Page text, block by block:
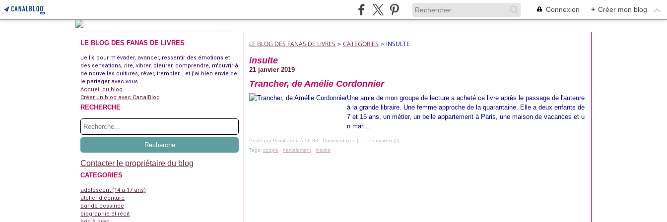
Connexion + Créer mon blog
LE BLOG DES FANAS DE LIVRES
Je lis pour m'évader, avancer, ressentir des émotions et
des sensations, rire, vibrer, pleurer, comprendre, m'ouvrir à
de nouvelles cultures, rêver, trembler... et j'ai bien envie de
le partager avec vous.
Accueil du blog
Créer un blog avec CanalBlog
RECHERCHE
Contacter le propriétaire du blog
CATEGORIES
adolescent (14 à 17 ans)
atelier d'écriture
bande dessinée
biographie et récit
LE BLOG DES FANAS DE LIVRES > CATEGORIES > INSULTE
insulte
21 janvier 2019
Trancher, de Amélie Cordonnier
Une amie de mon groupe de lecture a acheté ce livre après le passage de l'auteure
à la grande libraire. Une femme approche de la quarantaine. Elle a deux enfants de
7 et 15 ans, un métier, un belle appartement à Paris, une maison de vacances et u
n mari...
Posté par Gambadou à 06:36 - Commentaires [ ] - Permalien [#]
Tags: couple harcèlement insulte